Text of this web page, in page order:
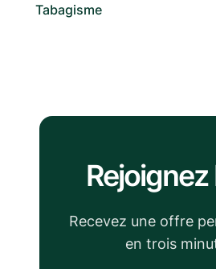
Tabagisme
Rejoignez
Recevez une offre
en trois